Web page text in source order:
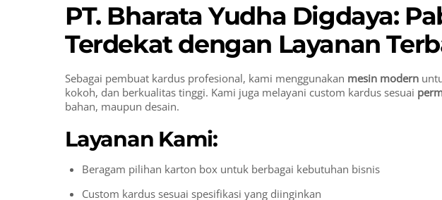
PT. Bharata Yudha Digdaya:
Terdekat dengan Layanan
Sebagai pembuat kardus profesional, kami menggunakan mesin modern
kokoh, dan berkualitas tinggi. Kami juga melayani custom kardus sesuai
bahan, maupun desain.
Layanan Kami:
Beragam pilihan karton box untuk berbagai kebutuhan bisnis
Custom kardus sesuai spesifikasi yang diinginkan